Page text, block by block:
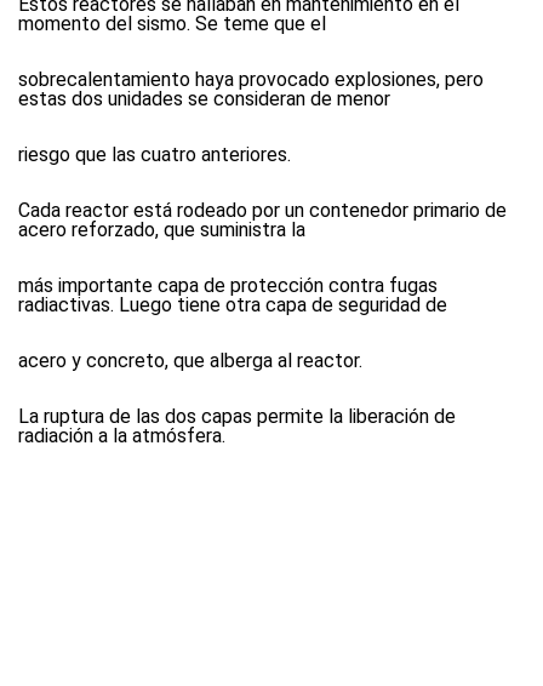
momento del sismo. Se teme que el
sobrecalentamiento haya provocado explosiones, pero
estas dos unidades se consideran de menor
riesgo que las cuatro anteriores.
Cada reactor está rodeado por un contenedor primario de
acero reforzado, que suministra la
más importante capa de protección contra fugas
radiactivas. Luego tiene otra capa de seguridad de
acero y concreto, que alberga al reactor.
La ruptura de las dos capas permite la liberación de
radiación a la atmósfera.